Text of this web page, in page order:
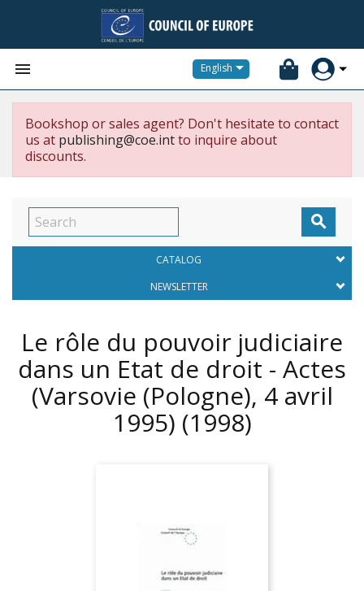
 English
Bookshop or sales agent? Don't hesitate to contact
us at publishing@coe.intto inquire about
discounts.

CATALOG
NEWSLETTER
Le rôle du pouvoir judiciaire
dans un Etat de droit - Actes
(Varsovie (Pologne), 4 avril
1995) (1998)